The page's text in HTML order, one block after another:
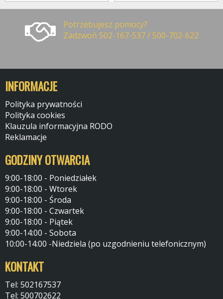
Potrzebujesz pomocy?
Zadzwoń 502-167-537 / 500-702-622
INFORMACJE
Polityka prywatności
Polityka cookies
Klauzula informacyjna RODO
Reklamacje
GODZINY OTWARCIA
9:00-18:00 - Poniedziałek
9:00-18:00 - Wtorek
9:00-18:00 - Środa
9:00-18:00 - Czwartek
9:00-18:00 - Piątek
9:00-14:00 - Sobota
10:00-14:00 -Niedziela (po uzgodnieniu telefonicznym)
KONTAKT
Tel: 502167537
Tel: 500702622